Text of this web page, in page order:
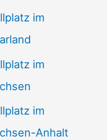
im
im
im
Anhalt